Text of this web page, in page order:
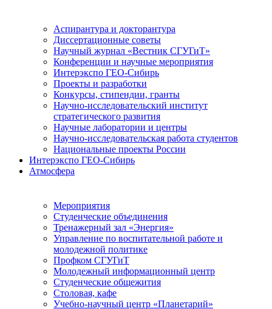
Аспирантура и докторантура
Диссертационные советы
Научный журнал «Вестник СГУГиТ»
Конференции и научные мероприятия
Интерэкспо ГЕО-Сибирь
Проекты и разработки
Конкурсы, стипендии, гранты
Научно-исследовательский институт
стратегического развития
Научные лаборатории и центры
Научно-исследовательская работа студентов
Национальные проекты России
Интерэкспо ГЕО-Сибирь
Атмосфера
Мероприятия
Студенческие объединения
Тренажерный зал «Энергия»
Управление по воспитательной работе и
молодежной политике
Профком СГУГиТ
Молодежный информационный центр
Студенческие общежития
Столовая, кафе
Учебно-научный центр «Планетарий»